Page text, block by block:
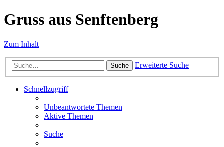
Gruss aus Senftenberg
Zum Inhalt
Suche Erweiterte Suche
Schnellzugriff
Unbeantwortete Themen
Aktive Themen
Suche